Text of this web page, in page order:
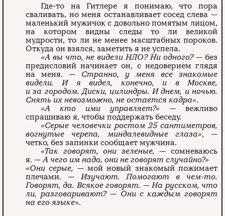
Где-то на Гитлере я понимаю, что пора
сваливать, но меня останавливает сосед слева —
маленький мужичок с довольно помятым лицом,
на котором видны следы то ли великой
мудрости, то ли не менее масштабных пороков.
Откуда он взялся, заметить я не успела.
«А вы что, не видели НЛО? Ни одного?— без
предисловий начинает он, с недоверием глядя
на меня. — Странно, у меня все знакомые
видели. И я видел, конечно, и в Москве,
и за городом. Диски, цилиндры. И днем, и ночью.
Снять их невозможно, не остается кадра».
«А кто ими управляет?» — вежливо
спрашиваю я, чтобы поддержать беседу.
«Серые человечки ростом 25 сантиметров,
вогнутые черепа, миндалевидные глаза», —
четко, без запинки сообщает мужчина.
«Так говорят, они зеленые, — сомневаюсь
я. —А чего им надо, они не говорят случайно?»
«Они серые, — мой новый знакомый пожимает
плечами. — Изучают. Помогают в чем-то.
Говорят, да. Всякое говорят. —На русском, что
ли, разговаривают?— Они с каждым говорят
на его языке».